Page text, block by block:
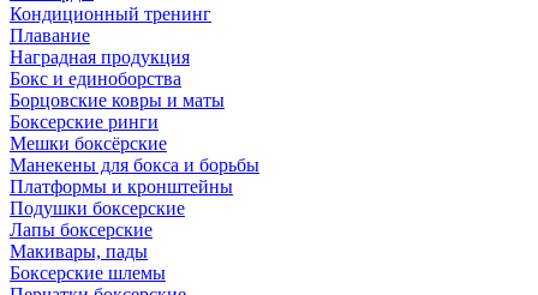
Кондиционный тренинг
Плавание
Наградная продукция
Бокс и единоборства
Борцовские ковры и маты
Боксерские ринги
Мешки боксёрские
Манекены для бокса и борьбы
Платформы и кронштейны
Подушки боксерские
Лапы боксерские
Макивары, пады
Боксерские шлемы